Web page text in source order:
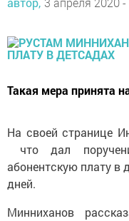
Такая мера принята
На своей странице
что дал
абонентскую плату в
дней.
Минниханов